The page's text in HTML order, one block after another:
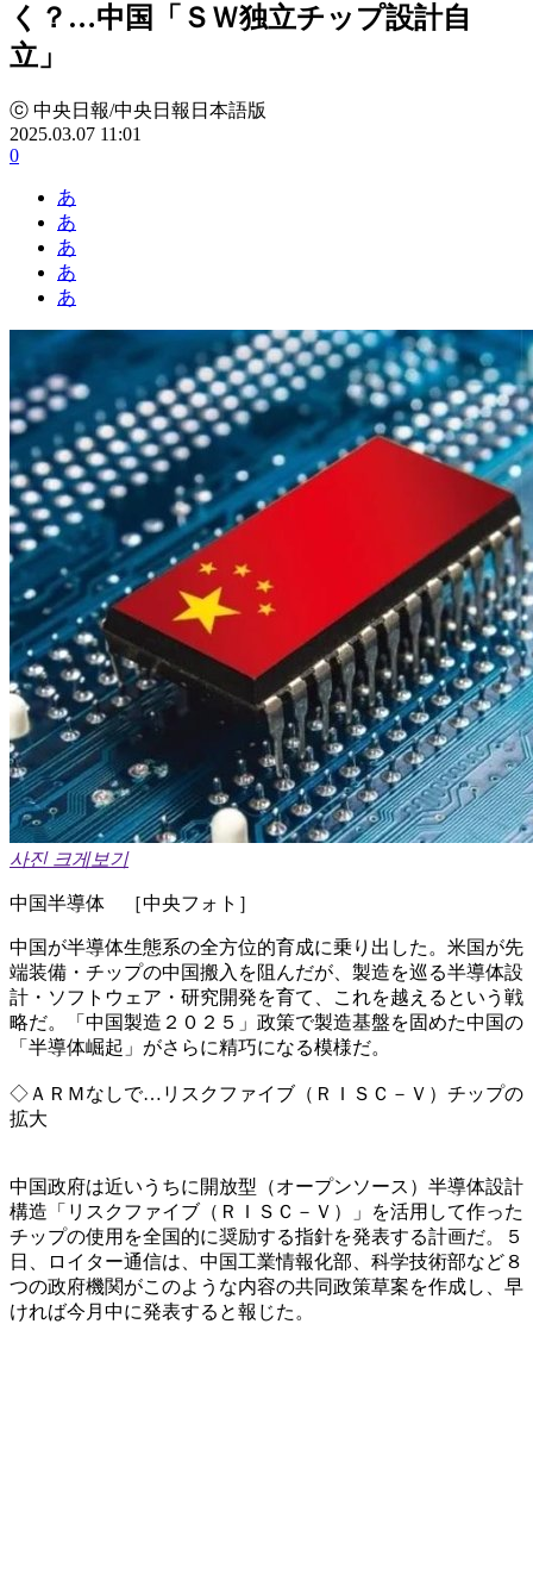
く？…中国「ＳＷ独立チップ設計自
立」
ⓒ 中央日報/中央日報日本語版
2025.03.07 11:01
0
あ
あ
あ
あ
あ
사진 크게보기
中国半導体 ［中央フォト］
中国が半導体生態系の全方位的育成に乗り出した。米国が先
端装備・チップの中国搬入を阻んだが、製造を巡る半導体設
計・ソフトウェア・研究開発を育て、これを越えるという戦
略だ。「中国製造２０２５」政策で製造基盤を固めた中国の
「半導体崛起」がさらに精巧になる模様だ。
◇ＡＲＭなしで…リスクファイブ（ＲＩＳＣ－Ｖ）チップの
拡大
中国政府は近いうちに開放型（オープンソース）半導体設計
構造「リスクファイブ（ＲＩＳＣ－Ｖ）」を活用して作った
チップの使用を全国的に奨励する指針を発表する計画だ。５
日、ロイター通信は、中国工業情報化部、科学技術部など８
つの政府機関がこのような内容の共同政策草案を作成し、早
ければ今月中に発表すると報じた。